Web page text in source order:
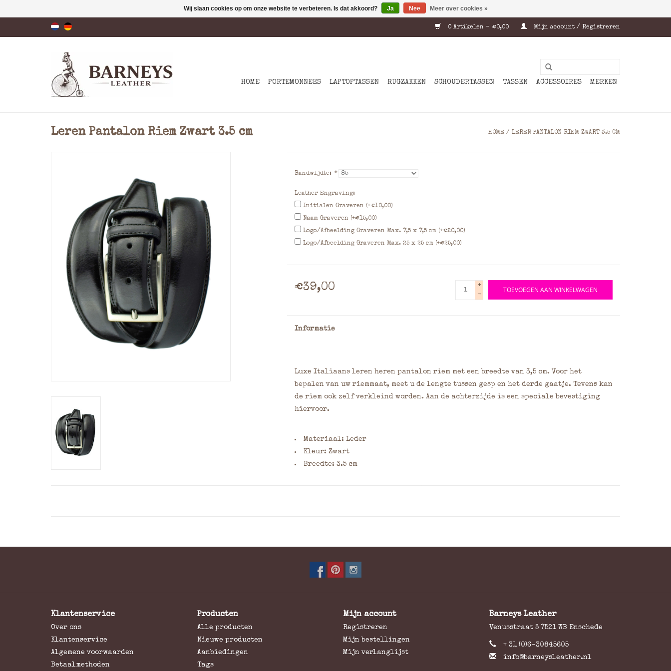
0 Artikelen - €0,00 Mijn account / Registreren
HOME PORTEMONNEES LAPTOPTASSEN RUGZAKKEN SCHOUDERTASSEN TASSEN ACCESSOIRES MERKEN
Leren Pantalon Riem Zwart 3.5 cm HOME / LEREN PANTALON RIEM ZWART 3.5 CM
Bandwijdte: *
Leather Engraving:
Initialen Graveren (+€10,00)
Naam Graveren (+€15,00)
Logo/Afbeelding Graveren Max. 7,5 x 7,5 cm (+€20,00)
Logo/Afbeelding Graveren Max. 25 x 25 cm (+€25,00)
€39,00
+
-
TOEVOEGEN AAN WINKELWAGEN
Informatie
Luxe Italiaans leren heren pantalon riem met een breedte van 3,5 cm. Voor het
bepalen van uw riemmaat, meet u de lengte tussen gesp en het derde gaatje. Tevens kan
de riem ook zelf verkleind worden. Aan de achterzijde is een speciale bevestiging
hiervoor.
Materiaal: Leder
Kleur: Zwart
Breedte: 3.5 cm
Klantenservice
Over ons
Klantenservice
Algemene voorwaarden
Betaalmethoden
Producten
Alle producten
Nieuwe producten
Aanbiedingen
Tags
Mijn account
Registreren
Mijn bestellingen
Mijn verlanglijst
Barneys Leather
Venusstraat 5 7521 WB Enschede
+ 31 (0)6-30845605
info@barneysleather.nl
Wij slaan cookies op om onze website te verbeteren. Is dat akkoord? Ja Nee Meer over cookies »